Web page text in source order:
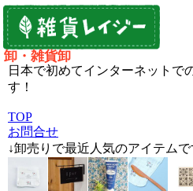
卸・雑貨卸
日本で初めてインターネットで
す！
TOP
お問合せ
↓卸売りで最近人気のアイテムで